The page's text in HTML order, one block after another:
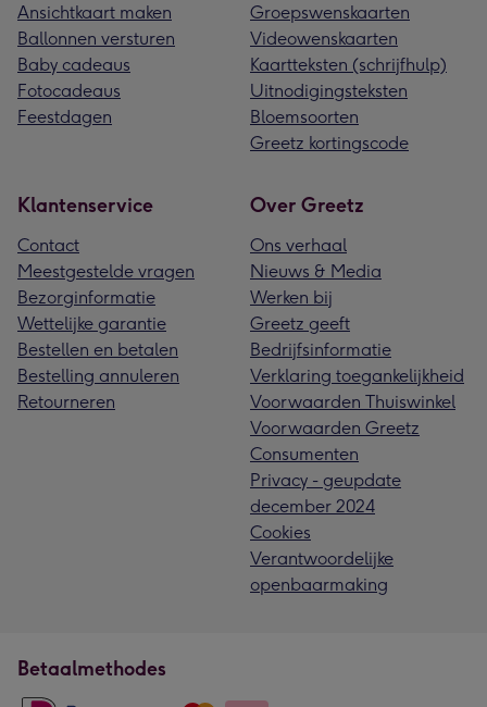
Ansichtkaart maken
Ballonnen versturen
Baby cadeaus
Fotocadeaus
Feestdagen
Groepswenskaarten
Videowenskaarten
Kaartteksten (schrijfhulp)
Uitnodigingsteksten
Bloemsoorten
Greetz kortingscode
Klantenservice
Contact
Meestgestelde vragen
Bezorginformatie
Wettelijke garantie
Bestellen en betalen
Bestelling annuleren
Retourneren
Over Greetz
Ons verhaal
Nieuws & Media
Werken bij
Greetz geeft
Bedrijfsinformatie
Verklaring toegankelijkheid
Voorwaarden Thuiswinkel
Voorwaarden Greetz
Consumenten
Privacy - geupdate
december 2024
Cookies
Verantwoordelijke
openbaarmaking
Betaalmethodes